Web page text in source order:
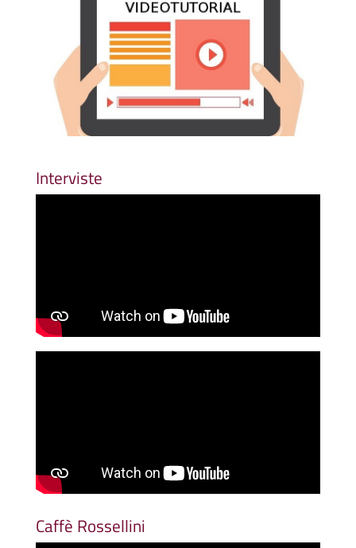
Interviste
Caffè Rossellini